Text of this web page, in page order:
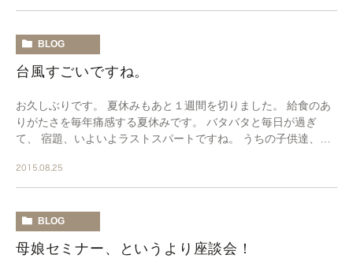
BLOG
台風すごいですね。
お久しぶりです。 夏休みもあと１週間を切りました。 給食のあ
りがたさを毎年痛感する夏休みです。 バタバタと毎日が過ぎ
て、 宿題、いよいよラストスパートですね。 うちの子供達、大
2015.08.25
BLOG
母娘セミナー、というより座談会！